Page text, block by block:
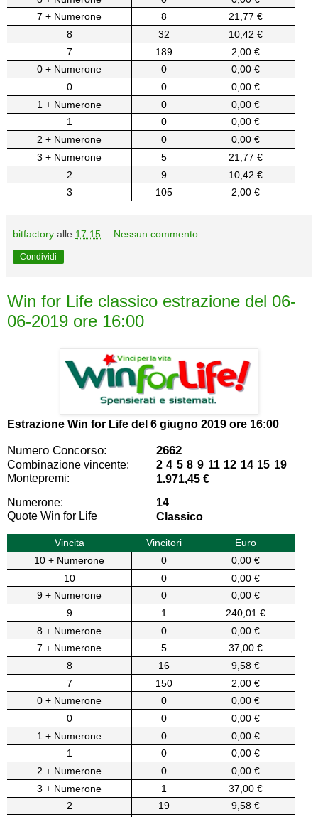
7 + Numerone
8
21,77 €
8
32
10,42 €
7
189
2,00 €
0 + Numerone
0
0,00 €
0
0
0,00 €
1 + Numerone
0
0,00 €
1
0
0,00 €
2 + Numerone
0
0,00 €
3 + Numerone
5
21,77 €
2
9
10,42 €
3
105 2,00 €
bitfactory alle 17:15 Nessun commento:
Condividi
Win for Life classico estrazione del 06-
06-2019 ore 16:00
Estrazione Win for Life del 6 giugno 2019 ore 16:00
Numero Concorso: 2662
Combinazione vincente:
2 4 5 8 9 11 12 14 15 19
Montepremi:
1.971,45 €
Numerone:
14
Quote Win for Life
Classico
Vincita Vincitori
Euro
10 + Numerone
0
0,00 €
10
0
0,00 €
9 + Numerone
0
0,00 €
9
1
240,01 €
8 + Numerone
0
0,00 €
7 + Numerone
5
37,00 €
8
16
9,58 €
7
150
2,00 €
0 + Numerone
0
0,00 €
0
0
0,00 €
1 + Numerone
0
0,00 €
1
0
0,00 €
2 + Numerone
0
0,00 €
3 + Numerone
1
37,00 €
2
19
9,58 €